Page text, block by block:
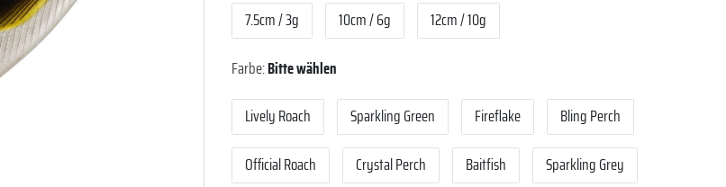
7.5cm / 3g 10cm / 6g 12cm / 10g
Farbe:Bitte wählen
Lively Roach Sparkling Green Fireflake Bling Perch
Official Roach Crystal Perch Baitfish Sparkling Grey